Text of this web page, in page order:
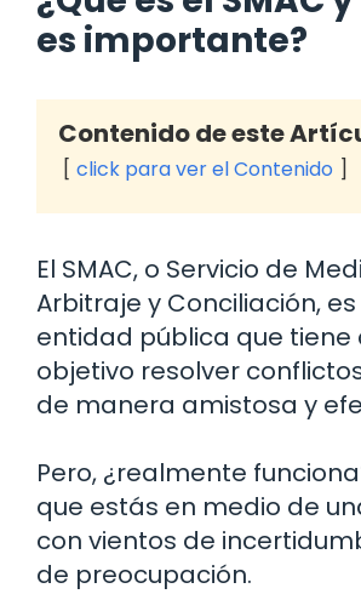
es importante?
Contenido de este
click para ver el Contenido
El SMAC, o Servicio de
Arbitraje y Conciliación,
entidad pública que tiene
objetivo resolver
de manera amistosa y
Pero, ¿realmente
que estás en medio de
con vientos de
de preocupación.